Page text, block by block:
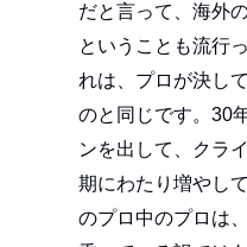
だと言って、海外
ということも流行
れは、プロが決し
のと同じです。30
ンを出して、クラ
期にわたり増やし
のプロ中のプロは